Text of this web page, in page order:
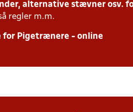
alternative stævner osv.
regler m.m.
for Pigetrænere - online